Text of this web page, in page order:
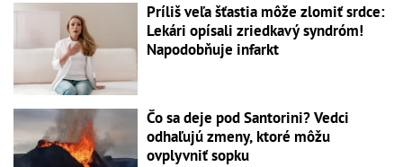
Príliš veľa šťastia môže zlomiť srdce:
Lekári opísali zriedkavý syndróm!
Napodobňuje infarkt
Čo sa deje pod Santorini? Vedci
odhaľujú zmeny, ktoré môžu
ovplyvniť sopku